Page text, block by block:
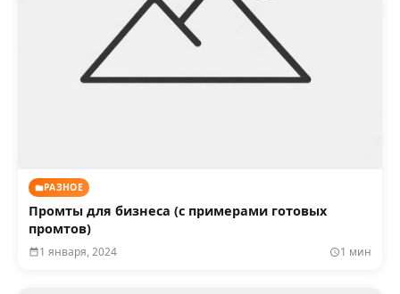
РАЗНОЕ
Промты для бизнеса (с примерами готовых
промтов)
1 января, 2024 1 мин